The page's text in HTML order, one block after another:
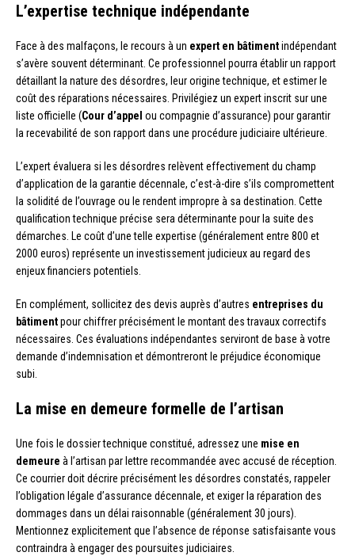
L’expertise technique indépendante
Face à des malfaçons, le recours à un expert en bâtimentindépendant
s’avère souvent déterminant. Ce professionnel pourra établir un rapport
détaillant la nature des désordres, leur origine technique, et estimer le
coût des réparations nécessaires. Privilégiez un expert inscrit sur une
liste officielle (Cour d’appel ou compagnie d’assurance) pour garantir
la recevabilité de son rapport dans une procédure judiciaire ultérieure.
L’expert évaluera si les désordres relèvent effectivement du champ
d’application de la garantie décennale, c’est-à-dire s’ils compromettent
la solidité de l’ouvrage ou le rendent impropre à sa destination. Cette
qualification technique précise sera déterminante pour la suite des
démarches. Le coût d’une telle expertise (généralement entre 800 et
2000 euros) représente un investissement judicieux au regard des
enjeux financiers potentiels.
En complément, sollicitez des devis auprès d’autres entreprises du
bâtimentpour chiffrer précisément le montant des travaux correctifs
nécessaires. Ces évaluations indépendantes serviront de base à votre
demande d’indemnisation et démontreront le préjudice économique
subi.
La mise en demeure formelle de l’artisan
Une fois le dossier technique constitué, adressez une mise en
demeure à l’artisan par lettre recommandée avec accusé de réception.
Ce courrier doit décrire précisément les désordres constatés, rappeler
l’obligation légale d’assurance décennale, et exiger la réparation des
dommages dans un délai raisonnable (généralement 30 jours).
Mentionnez explicitement que l’absence de réponse satisfaisante vous
contraindra à engager des poursuites judiciaires.